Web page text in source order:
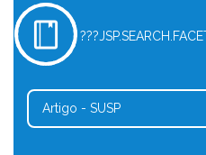
Artigo - SUSP